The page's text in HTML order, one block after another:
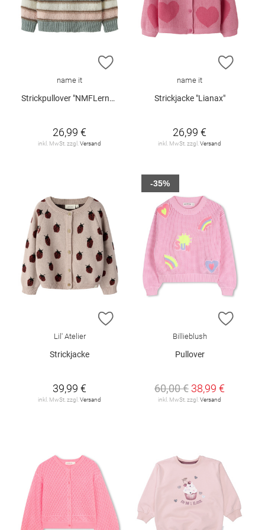
ZUR WUNSCHLISTE HINZUFÜGEN
name it
Strickpullover "NMFLernort"
26,99 €
inkl. MwSt. zzgl. Versand
ZUR
name it
Strickjacke "Lianax"
26,99 €
inkl. MwSt. zzgl. Versand
ZUR WUNSCHLISTE HINZUFÜGEN
Lil' Atelier
Strickjacke
39,99 €
inkl. MwSt. zzgl. Versand
ZUR
Billieblush
Pullover
60,00 € 38,99 €
inkl. MwSt. zzgl. Versand
-35%